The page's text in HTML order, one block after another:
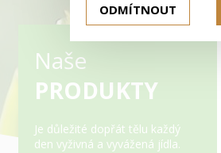
Naše
PRODUKTY
Je důležité dopřát tělu každý
den vyživná a vyvážená jídla.
ODMÍTNOUT